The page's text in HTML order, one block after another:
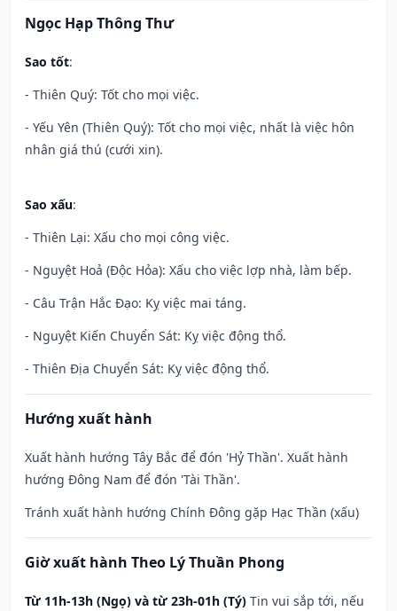
Ngọc Hạp Thông Thư
Sao tốt:
- Thiên Quý: Tốt cho mọi việc.
- Yếu Yên (Thiên Quý): Tốt cho mọi việc, nhất là việc hôn
nhân giá thú (cưới xin).
Sao xấu:
- Thiên Lại: Xấu cho mọi công việc.
- Nguyệt Hoả (Độc Hỏa): Xấu cho việc lợp nhà, làm bếp.
- Câu Trận Hắc Đạo: Kỵ việc mai táng.
- Nguyệt Kiến Chuyển Sát: Kỵ việc động thổ.
- Thiên Địa Chuyển Sát: Kỵ việc động thổ.
Hướng xuất hành
Xuất hành hướng Tây Bắc để đón 'Hỷ Thần'. Xuất hành
hướng Đông Nam để đón 'Tài Thần'.
Tránh xuất hành hướng Chính Đông gặp Hạc Thần (xấu)
Giờ xuất hành Theo Lý Thuần Phong
Từ 11h-13h (Ngọ) và từ 23h-01h (Tý) Tin vui sắp tới, nếu